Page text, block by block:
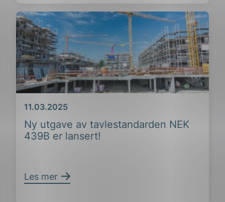
Ny utgave av tavlestandarden NEK
439B er lansert!
Dato
11.03.2025
Les mer